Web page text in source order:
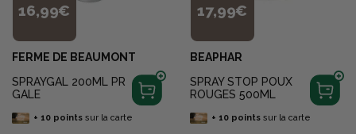
16,99€
FERME DE BEAUMONT
SPRAYGAL 200ML PR
GALE
+ 10pointssur la carte
17,99€
BEAPHAR
SPRAY STOP POUX
ROUGES 500ML
+ 10pointssur la carte